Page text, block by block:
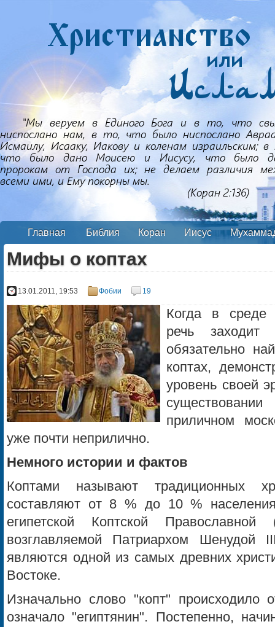
Главная Библия Коран Иисус
Мифы о коптах
13.01.2011, 19:53 Фобии 19
Когда в среде
речь
обязательно
коптах,
уровень своей
приличном
уже почти неприлично.
Немного истории и фактов
Коптами называют традиционных
составляют от 8 % до 10 %
египетской Коптской Православной
возглавляемой Патриархом
являются одной из самых древних
Востоке.
Изначально слово "копт" происходило
означало "египтянин". Постепенно,